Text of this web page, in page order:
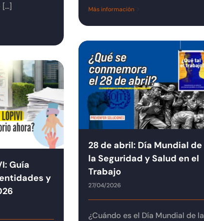
Más información
28 de abril: Día Mundial de
la Seguridad y Salud en el
Trabajo
27/04/2026
¿Cuándo es el Día Mundial de la
Guía
y